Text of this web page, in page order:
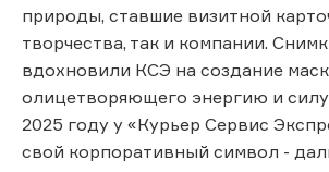
природы, ставшие визитной
творчества, так и компании.
вдохновили КСЭ на создание
олицетворяющего энергию и
2025 году у «Курьер Сервис
свой корпоративный символ -